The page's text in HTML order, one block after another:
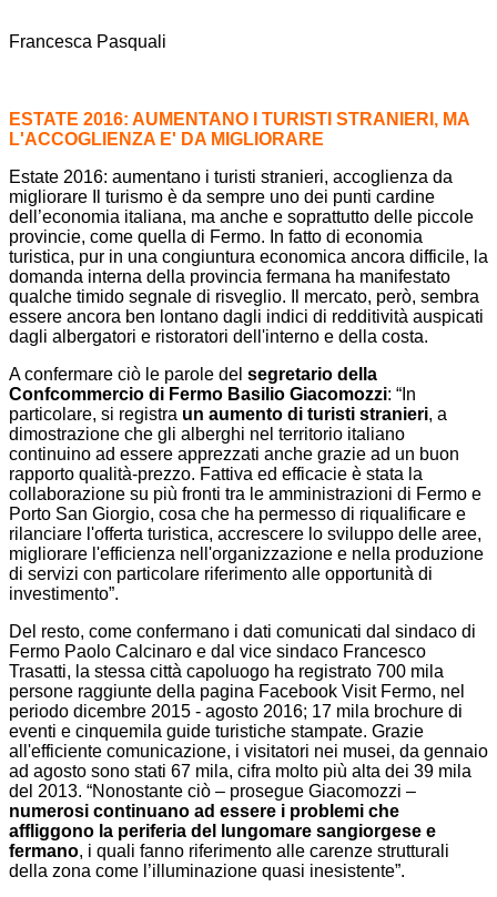
Francesca Pasquali
ESTATE 2016: AUMENTANO I TURISTI STRANIERI, MA
L'ACCOGLIENZA E' DA MIGLIORARE
Estate 2016: aumentano i turisti stranieri, accoglienza da
migliorare Il turismo è da sempre uno dei punti cardine
dell’economia italiana, ma anche e soprattutto delle piccole
provincie, come quella di Fermo. In fatto di economia
turistica, pur in una congiuntura economica ancora difficile, la
domanda interna della provincia fermana ha manifestato
qualche timido segnale di risveglio. Il mercato, però, sembra
essere ancora ben lontano dagli indici di redditività auspicati
dagli albergatori e ristoratori dell'interno e della costa.
A confermare ciò le parole del segretario della
Confcommercio di Fermo Basilio Giacomozzi: “In
particolare, si registra un aumento di turisti stranieri, a
dimostrazione che gli alberghi nel territorio italiano
continuino ad essere apprezzati anche grazie ad un buon
rapporto qualità-prezzo. Fattiva ed efficacie è stata la
collaborazione su più fronti tra le amministrazioni di Fermo e
Porto San Giorgio, cosa che ha permesso di riqualificare e
rilanciare l'offerta turistica, accrescere lo sviluppo delle aree,
migliorare l'efficienza nell'organizzazione e nella produzione
di servizi con particolare riferimento alle opportunità di
investimento”.
Del resto, come confermano i dati comunicati dal sindaco di
Fermo Paolo Calcinaro e dal vice sindaco Francesco
Trasatti, la stessa città capoluogo ha registrato 700 mila
persone raggiunte della pagina Facebook Visit Fermo, nel
periodo dicembre 2015 - agosto 2016; 17 mila brochure di
eventi e cinquemila guide turistiche stampate. Grazie
all'efficiente comunicazione, i visitatori nei musei, da gennaio
ad agosto sono stati 67 mila, cifra molto più alta dei 39 mila
del 2013. “Nonostante ciò – prosegue Giacomozzi –
numerosi continuano ad essere i problemi che
affliggono la periferia del lungomare sangiorgese e
fermano, i quali fanno riferimento alle carenze strutturali
della zona come l’illuminazione quasi inesistente”.